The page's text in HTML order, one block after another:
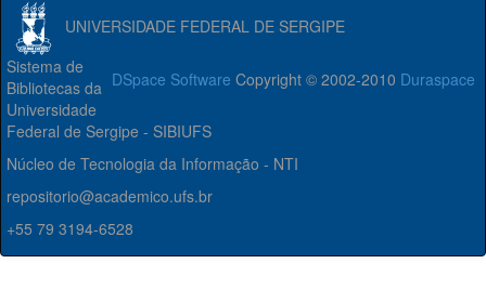
UNIVERSIDADE FEDERAL DE SERGIPE
DSpace Software Copyright © 2002-2010 Duraspace
Sistema de
Bibliotecas da
Universidade
Federal de Sergipe - SIBIUFS
Núcleo de Tecnologia da Informação - NTI
repositorio@academico.ufs.br
+55 79 3194-6528